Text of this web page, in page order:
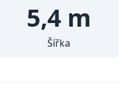
5,4 m
Šířka